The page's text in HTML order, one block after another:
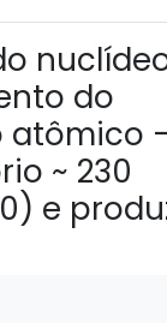
do
atômico
~ 230
e